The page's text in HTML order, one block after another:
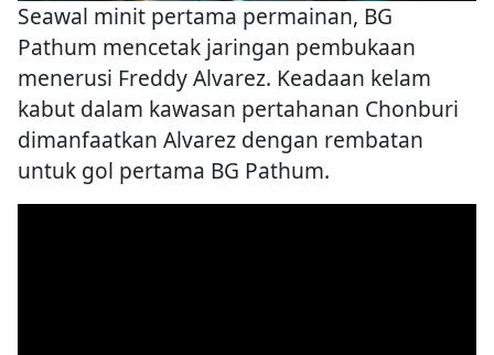
Seawal minit pertama permainan, BG
Pathum mencetak jaringan pembukaan
menerusi Freddy Alvarez. Keadaan kelam
kabut dalam kawasan pertahanan Chonburi
dimanfaatkan Alvarez dengan rembatan
untuk gol pertama BG Pathum.